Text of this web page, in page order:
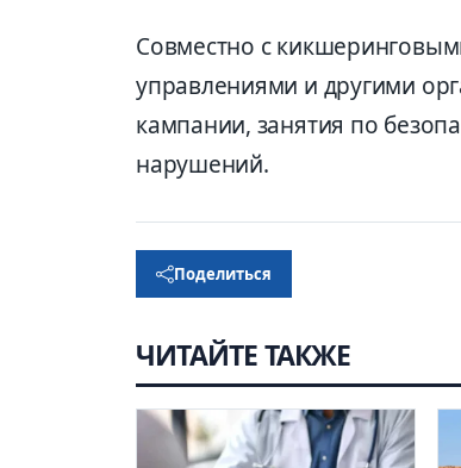
Совместно с
управлениями и другими
кампании, занятия по
нарушений.
Поделиться
ЧИТАЙТЕ ТАКЖЕ